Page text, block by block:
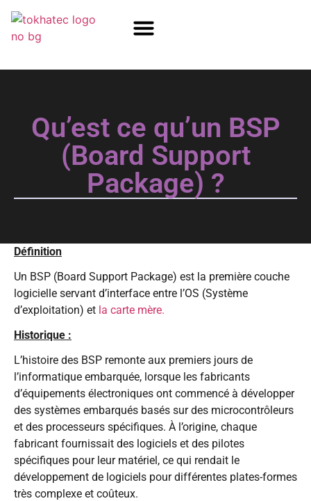
Qu’est ce qu’un BSP
(Board Support
Package) ?
Définition
Un BSP (Board Support Package) est la première couche
logicielle servant d’interface entre l’OS (Système
d’exploitation) et la carte mère.
Historique :
L’histoire des BSP remonte aux premiers jours de
l’informatique embarquée, lorsque les fabricants
d’équipements électroniques ont commencé à développer
des systèmes embarqués basés sur des microcontrôleurs
et des processeurs spécifiques. À l’origine, chaque
fabricant fournissait des logiciels et des pilotes
spécifiques pour leur matériel, ce qui rendait le
développement de logiciels pour différentes plates-formes
très complexe et coûteux.